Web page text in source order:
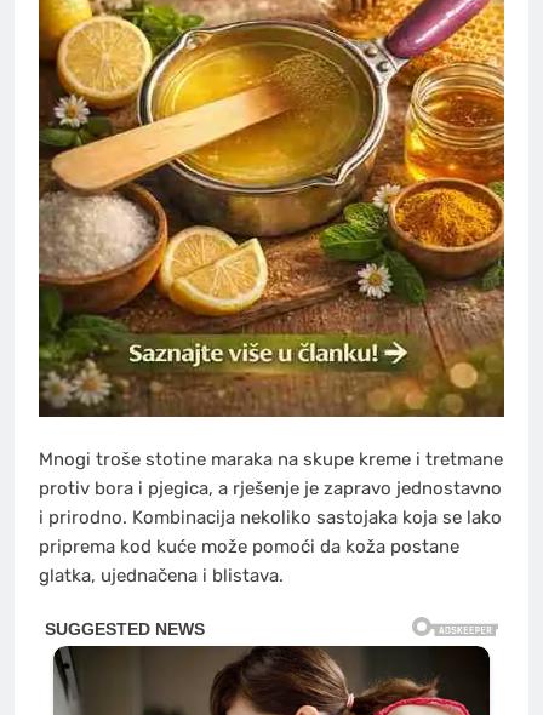
Mnogi troše stotine maraka na skupe kreme i tretmane
protiv bora i pjegica, a rješenje je zapravo jednostavno
i prirodno. Kombinacija nekoliko sastojaka koja se lako
priprema kod kuće može pomoći da koža postane
glatka, ujednačena i blistava.